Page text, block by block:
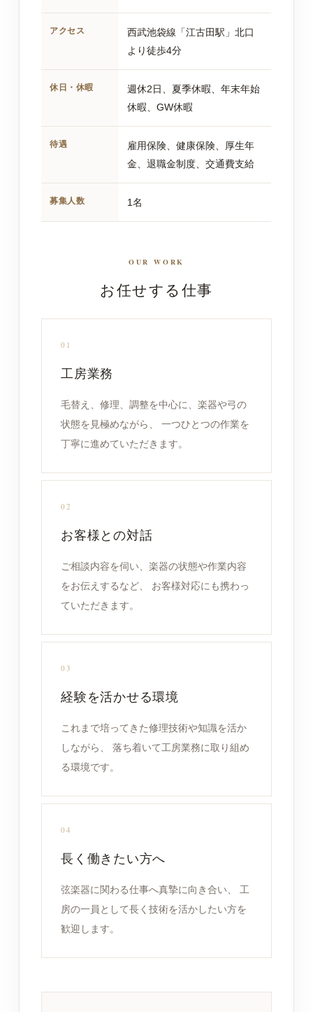
アクセス
西武池袋線「江古田駅」北口
より徒歩4分
休日・休暇
週休2日、夏季休暇、年末年始
休暇、GW休暇
待遇
雇用保険、健康保険、厚生年
金、退職金制度、交通費支給
募集人数 1名
OUR WORK
お任せする仕事
01
工房業務
毛替え、修理、調整を中心に、楽器や弓の
状態を見極めながら、 一つひとつの作業を
丁寧に進めていただきます。
02
お客様との対話
ご相談内容を伺い、楽器の状態や作業内容
をお伝えするなど、 お客様対応にも携わっ
ていただきます。
03
経験を活かせる環境
これまで培ってきた修理技術や知識を活か
しながら、 落ち着いて工房業務に取り組め
る環境です。
04
長く働きたい方へ
弦楽器に関わる仕事へ真摯に向き合い、 工
房の一員として長く技術を活かしたい方を
歓迎します。